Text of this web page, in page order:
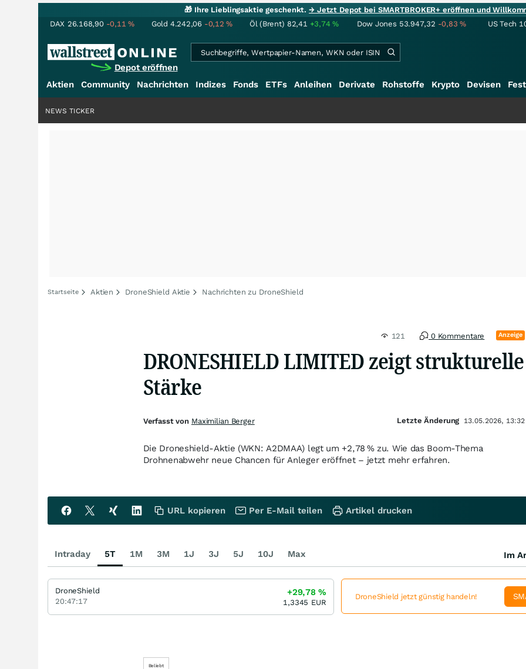
🎁 Ihre Lieblingsaktie geschenkt.→ Jetzt Depot bei SMARTBROKER+ eröffnen und
DAX 26.168,90 -0,11% Gold 4.242,06 -0,12% Öl (Brent) 82,41 +3,74% Dow Jones 53.947,32 -0,83% US Tech
Depot eröffnen
Aktien Community Nachrichten Indizes Fonds ETFs Anleihen Derivate Rohstoffe Krypto Devisen
NEWS TICKER
Startseite Aktien DroneShield Aktie Nachrichten zu DroneShield
121 0 Kommentare Anzeige
DRONESHIELD LIMITED zeigt strukturelle
Stärke
Die Droneshield-Aktie (WKN: A2DMAA) legt um +2,78 % zu. Wie das Boom-Thema
Drohnenabwehr neue Chancen für Anleger eröffnet – jetzt mehr erfahren.
Beliebt
Verfasst von Maximilian Berger Letzte Änderung 13.05.2026, 13:32
URL kopieren Per E-Mail teilen Artikel drucken
Intraday 5T 1M 3M 1J 3J 5J 10J Max Im
DroneShield
20:47:17
+29,78%
1,3345 EUR
DroneShield jetzt günstig handeln!